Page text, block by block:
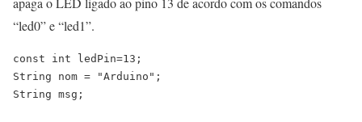
“led0” e “led1”.
const int ledPin=13;
String nom = "Arduino";
String msg;